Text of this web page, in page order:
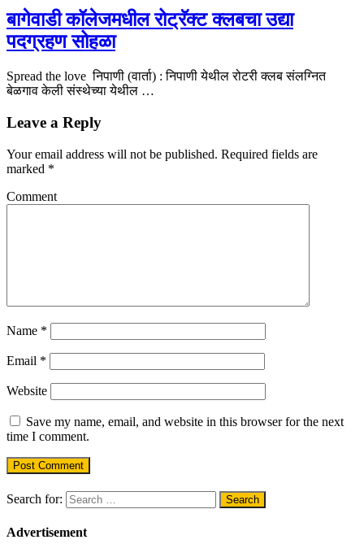
बागेवाडी कॉलेजमधील रोट्रॅक्ट क्लबचा उद्या
पदग्रहण सोहळा
Spread the love निपाणी (वार्ता) : निपाणी येथील रोटरी क्लब संलग्नित
बेळगाव केली संस्थेच्या येथील …
Leave a Reply
Your email address will not be published. Required fields are
marked *
Comment
Name *
Email *
Website
Save my name, email, and website in this browser for the next
time I comment.
Search for:
Advertisement